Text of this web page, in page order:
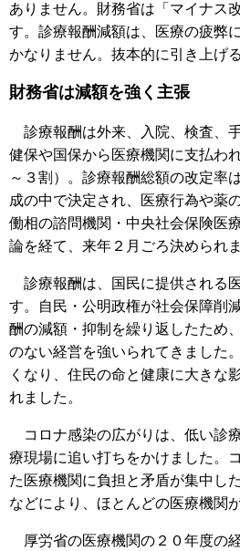
ありません。財務省は「マイナス
す。診療報酬減額は、医療の疲弊
かなりません。抜本的に引き上げ
財務省は減額を強く主張
診療報酬は外来、入院、検査、
健保や国保から医療機関に支払わ
～３割）。診療報酬総額の改定率
成の中で決定され、医療行為や薬
働相の諮問機関・中央社会保険医
論を経て、来年２月ごろ決められま
診療報酬は、国民に提供される
す。自民・公明政権が社会保障削
酬の減額・抑制を繰り返したため
のない経営を強いられてきました
くなり、住民の命と健康に大きな
れました。
コロナ感染の広がりは、低い診
療現場に追い打ちをかけました。
た医療機関に負担と矛盾が集中し
などにより、ほとんどの医療機関
厚労省の医療機関の２０年度の